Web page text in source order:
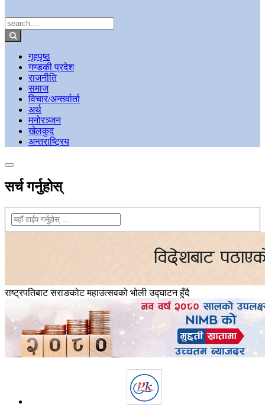
गृहपृष्ठ
गण्डकी प्रदेश
राजनीति
समाज
विचार/अन्तर्वार्ता
अर्थ
मनोरञ्जन
खेलकुद
अन्तराष्ट्रिय
सर्च गर्नुहोस्
राष्ट्रपतिबाट सराङकोट महाउत्सवको भोली उद्घाटन हुँदै